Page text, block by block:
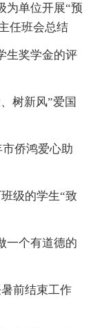
单位开展“预
任班会总结
奖学金的评
树新风”爱国
侨鸿爱心助
级的学生“致
个有道德的
前结束工作